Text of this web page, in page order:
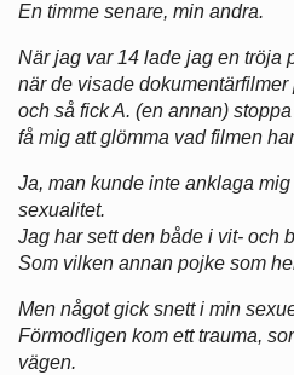
En timme senare, min andra.
När jag var 14 lade jag en tröja
när de visade
och så fick A. (en annan)
få mig att glömma vad filmen
Ja, man kunde inte anklaga
sexualitet.
Jag har sett den både i vit- och
Som vilken annan pojke som
Men något gick snett i min
Förmodligen kom ett trauma,
vägen.